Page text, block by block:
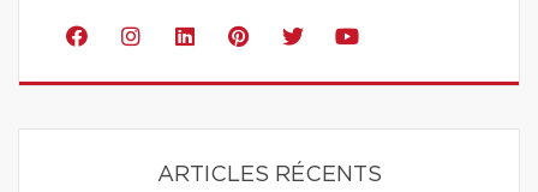
ARTICLES RÉCENTS